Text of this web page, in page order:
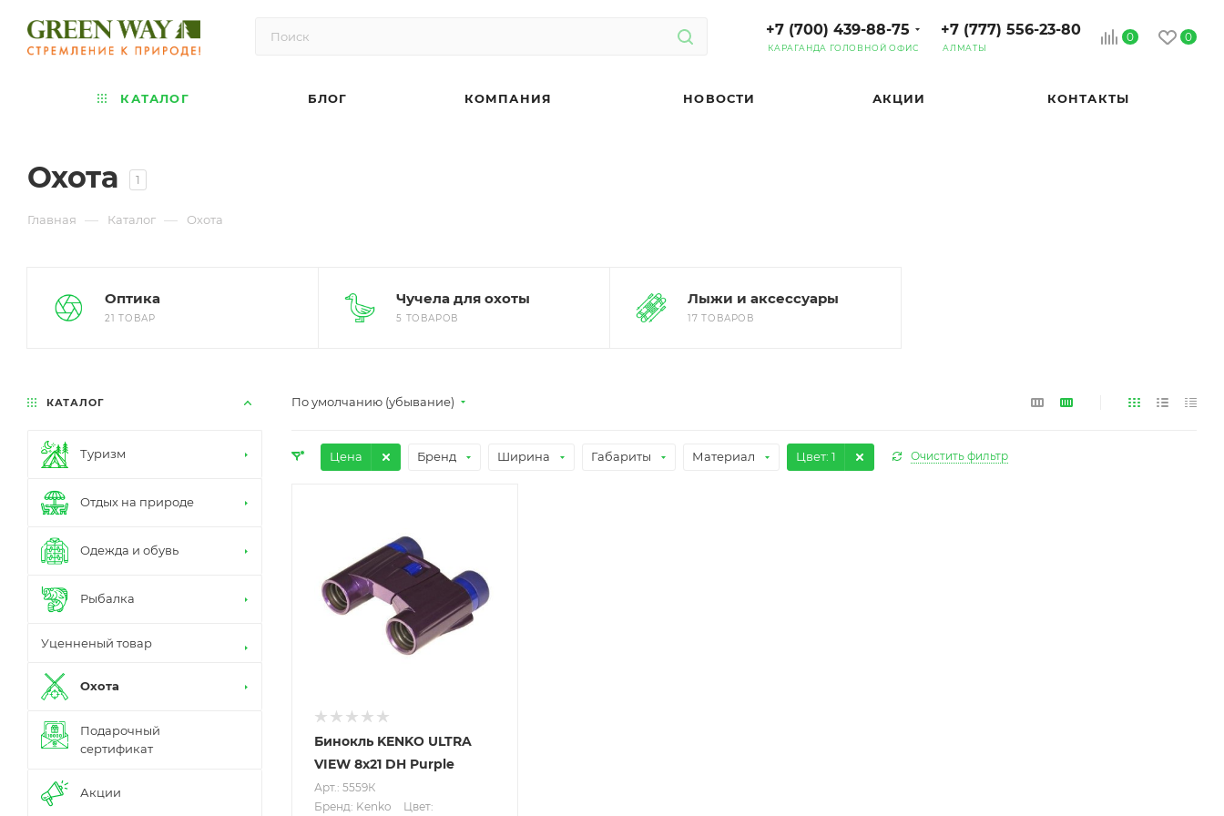
0 0
+7 (777) 556-23-80
АЛМАТЫ
+7 (700) 439-88-75
КАРАГАНДА ГОЛОВНОЙ ОФИС
КАТАЛОГ БЛОГ КОМПАНИЯ НОВОСТИ АКЦИИ КОНТАКТЫ
Охота 1
Главная — Каталог — Охота
Оптика
21 ТОВАР
Чучела для охоты
5 ТОВАРОВ
Лыжи и аксессуары
17 ТОВАРОВ
КАТАЛОГ
Туризм
Отдых на природе
Одежда и обувь
Рыбалка
Уценненый товар
Охота
Подарочный
сертификат
Акции
По умолчанию (убывание)
Цена Бренд Ширина Габариты Материал Цвет: 1 Очистить фильтр
Бинокль KENKO ULTRA
VIEW 8x21 DH Purple
Арт.: 5559К
Бренд: Kenko
Цвет: